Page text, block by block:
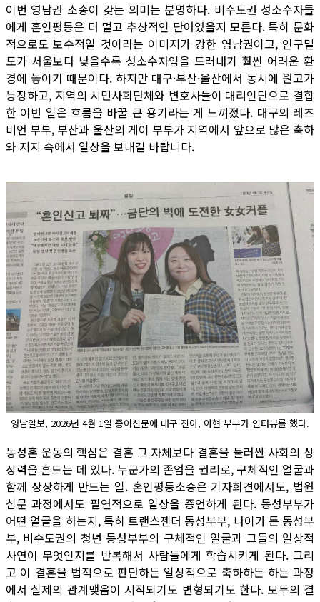
이번 영남권 소송이 갖는 의미는 분명하다. 비수도권 성소수자들
에게 혼인평등은 더 멀고 추상적인 단어였을지 모른다. 특히 문화
적으로도 보수적일 것이라는 이미지가 강한 영남권이고, 인구밀
도가 서울보다 낮을수록 성소수자임을 드러내기 훨씬 어려운 환
경에 놓이기 때문이다. 하지만 대구·부산·울산에서 동시에 원고가
등장하고, 지역의 시민사회단체와 변호사들이 대리인단으로 결합
한 이번 일은 흐름을 바꿀 큰 용기라는 게 느껴졌다. 대구의 레즈
비언 부부, 부산과 울산의 게이 부부가 지역에서 앞으로 많은 축하
와 지지 속에서 일상을 보내길 바랍니다.
영남일보, 2026년 4월 1일 종이신문에 대구 진아, 아현 부부가 인터뷰를 했다.
동성혼 운동의 핵심은 결혼 그 자체보다 결혼을 둘러싼 사회의 상
상력을 흔드는 데 있다. 누군가의 존엄을 권리로, 구체적인 얼굴과
함께 상상하게 만드는 일. 혼인평등소송은 기자회견에서도, 법원
심문 과정에서도 필연적으로 일상을 증언하게 된다. 동성부부가
어떤 얼굴을 하는지, 특히 트랜스젠더 동성부부, 나이가 든 동성부
부, 비수도권의 청년 동성부부의 구체적인 얼굴과 그들의 일상적
사연이 무엇인지를 반복해서 사람들에게 학습시키게 된다. 그리
고 이 결혼을 법적으로 판단하든 일상적으로 축하하든 하는 과정
에서 실제의 관계맺음이 시작되기도 변형되기도 한다. 모두의 결